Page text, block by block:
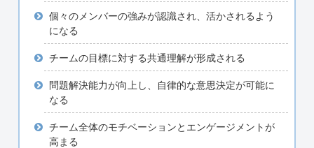
個々のメンバーの強みが認識され、活かされるよう
になる
チームの目標に対する共通理解が形成される
問題解決能力が向上し、自律的な意思決定が可能に
なる
チーム全体のモチベーションとエンゲージメントが
高まる